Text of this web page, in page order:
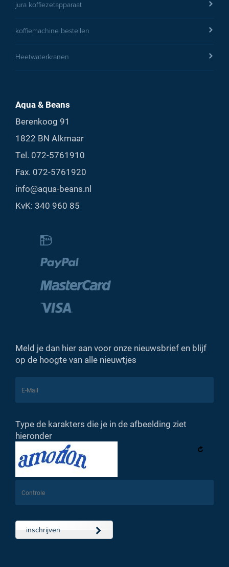
jura koffiezetapparaat
koffiemachine bestellen
Heetwaterkranen
Aqua & Beans
Berenkoog 91
1822 BN Alkmaar
Tel. 072-5761910
Fax. 072-5761920
info@aqua-beans.nl
KvK: 340 960 85
Meld je dan hier aan voor onze nieuwsbrief en blijf
op de hoogte van alle nieuwtjes
Type de karakters die je in de afbeelding ziet
hieronder
inschrijven